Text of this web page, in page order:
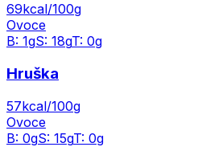
69kcal/100g
Ovoce
B: 1gS: 18gT: 0g
Hruška
57kcal/100g
Ovoce
B: 0gS: 15gT: 0g